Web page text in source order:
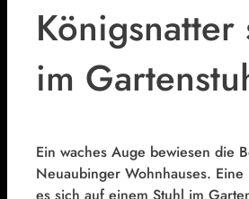
Königsnatter
im
Ein waches Auge bewiesen die
Neuaubinger Wohnhauses. Eine
es sich auf einem Stuhl im